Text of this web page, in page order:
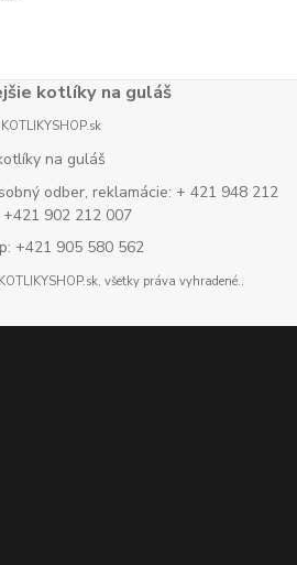
kotlíky na guláš
KOTLIKYSHOP.sk
na guláš
odber, reklamácie: + 421 948 212
+421 902 212 007
+421 905 580 562
všetky práva vyhradené..